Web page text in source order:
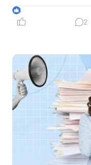
ключових
критично
відповідно до
помилок,
«Середня
допоможе швидко
показник та
8
2